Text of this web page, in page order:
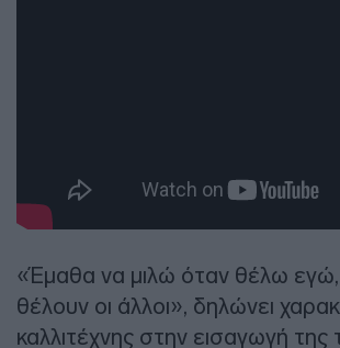
«Έμαθα να μιλώ όταν θέλω εγώ,
θέλουν οι άλλοι», δηλώνει
καλλιτέχνης στην εισαγωγή